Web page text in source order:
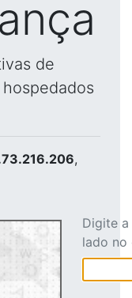
de
,
Digite
lado no